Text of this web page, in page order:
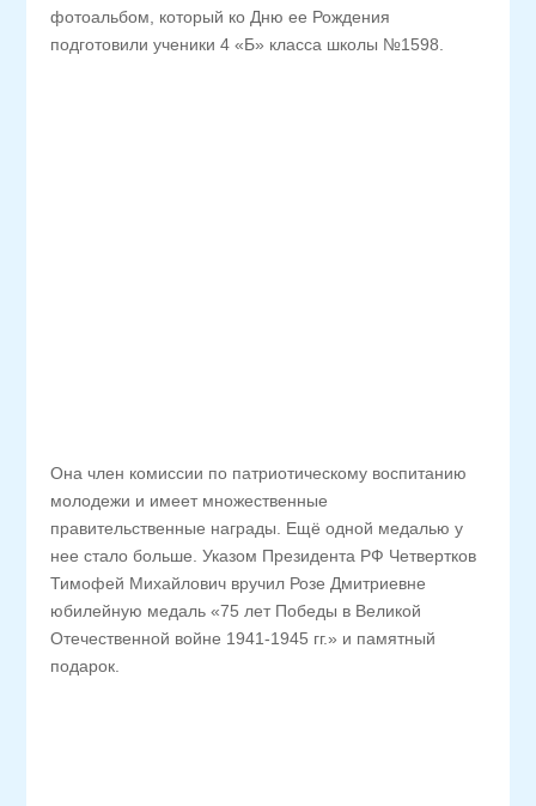
фотоальбом, который ко Дню ее Рождения
подготовили ученики 4 «Б» класса школы №1598.
Она член комиссии по патриотическому воспитанию
молодежи и имеет множественные
правительственные награды. Ещё одной медалью у
нее стало больше. Указом Президента РФ Четвертков
Тимофей Михайлович вручил Розе Дмитриевне
юбилейную медаль «75 лет Победы в Великой
Отечественной войне 1941-1945 гг.» и памятный
подарок.